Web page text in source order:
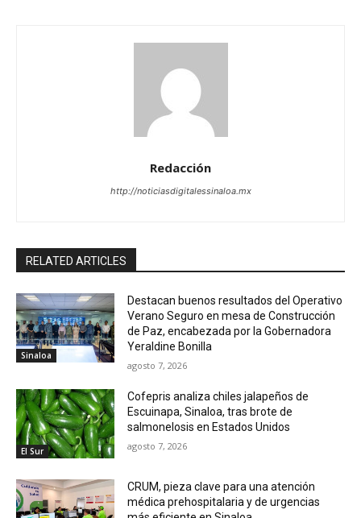
Redacción
http://noticiasdigitalessinaloa.mx
RELATED ARTICLES
Sinaloa
Destacan buenos resultados del Operativo
Verano Seguro en mesa de Construcción
de Paz, encabezada por la Gobernadora
Yeraldine Bonilla
agosto 7, 2026
El Sur
Cofepris analiza chiles jalapeños de
Escuinapa, Sinaloa, tras brote de
salmonelosis en Estados Unidos
agosto 7, 2026
CRUM, pieza clave para una atención
médica prehospitalaria y de urgencias